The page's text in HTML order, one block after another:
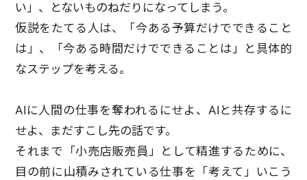
い」、とないものねだりになってしまう。
仮説をたてる人は、「今ある予算だけでできること
は」、「今ある時間だけでできることは」と具体的
なステップを考える。
AIに人間の仕事を奪われるにせよ、AIと共存するに
せよ、まだすこし先の話です。
それまで「小売店販売員」として精進するために、
目の前に山積みされている仕事を「考えて」いこう